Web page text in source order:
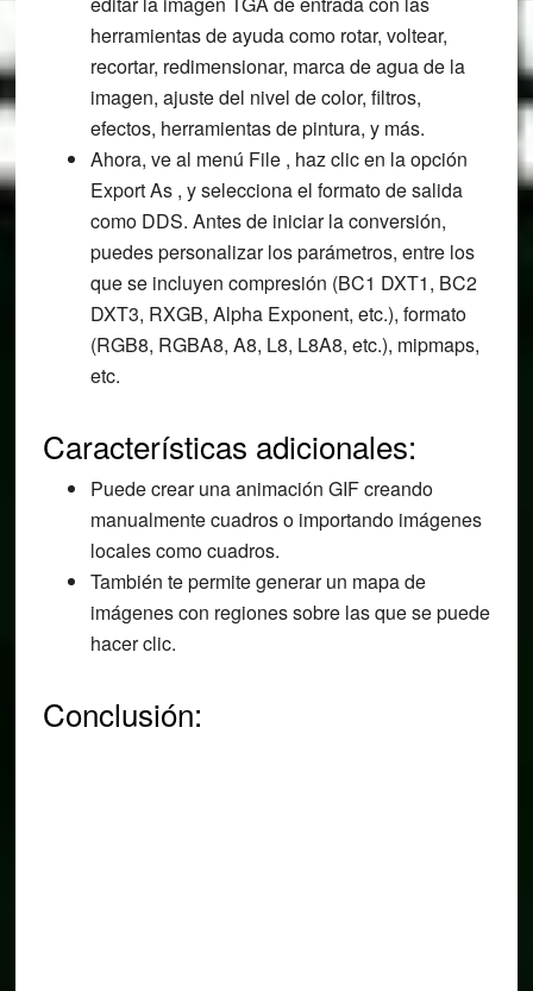
herramientas de ayuda como rotar, voltear,
recortar, redimensionar, marca de agua de la
imagen, ajuste del nivel de color, filtros,
efectos, herramientas de pintura, y más.
Ahora, ve al menú File , haz clic en la opción
Export As , y selecciona el formato de salida
como DDS. Antes de iniciar la conversión,
puedes personalizar los parámetros, entre los
que se incluyen compresión (BC1 DXT1, BC2
DXT3, RXGB, Alpha Exponent, etc.), formato
(RGB8, RGBA8, A8, L8, L8A8, etc.), mipmaps,
etc.
Características adicionales:
Puede crear una animación GIF creando
manualmente cuadros o importando imágenes
locales como cuadros.
También te permite generar un mapa de
imágenes con regiones sobre las que se puede
hacer clic.
Conclusión: